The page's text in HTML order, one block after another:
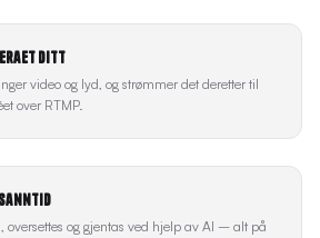
ditt
video og lyd, og strømmer det deretter til
over RTMP.
oversettes og gjentas ved hjelp av AI – alt på